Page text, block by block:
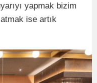
yapmak bizim
ise artık